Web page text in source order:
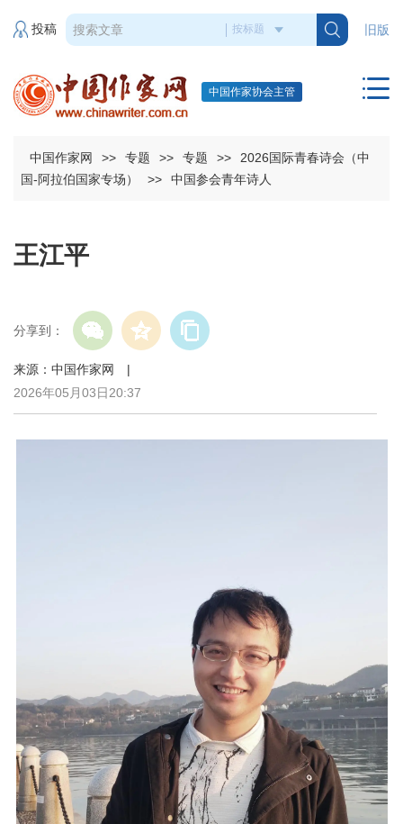
旧版
投稿
中国作家协会主管
中国作家网 >> 专题 >> 专题 >>
2026国际青春诗会（中
国-阿拉伯国家专场）
>> 中国参会青年诗人
王江平
分享到：
来源：中国作家网 |
2026年05月03日20:37